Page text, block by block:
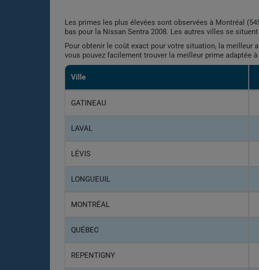
Les primes les plus élevées sont observées à Montréal
bas pour la Nissan Sentra 2008. Les autres villes se
Pour obtenir le coût exact pour votre situation, la meilleur
vous pouvez facilement trouver la meilleur prime adaptée
Ville
GATINEAU
LAVAL
LÉVIS
LONGUEUIL
MONTRÉAL
QUÉBEC
REPENTIGNY